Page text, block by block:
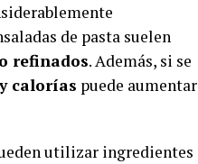
de pasta suelen
refinados. Además, si se
calorías puede aumentar
utilizar ingredientes